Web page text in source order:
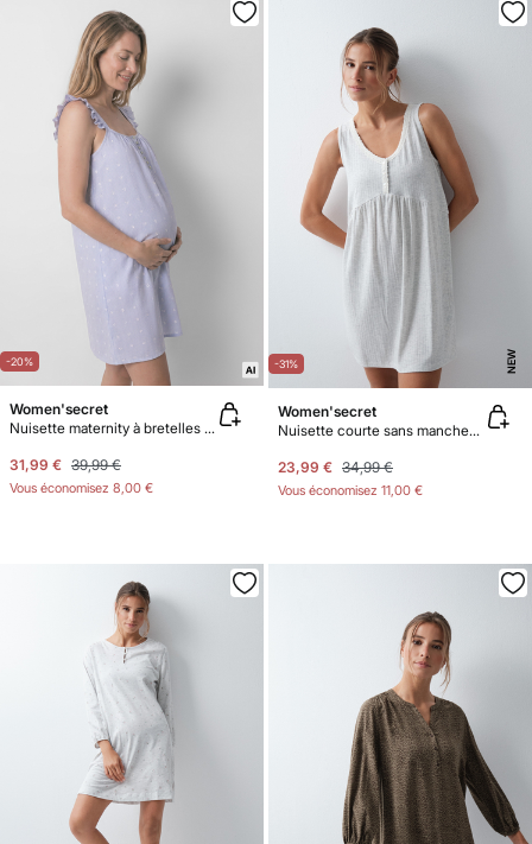
-20%
Women'secret
Nuisette maternity à bretelles à volant en coton bleu
31,99 € 39,99 €
Vous économisez 8,00 €
-31% NEW
Women'secret
Nuisette courte sans manches grise
23,99 € 34,99 €
Vous économisez 11,00 €